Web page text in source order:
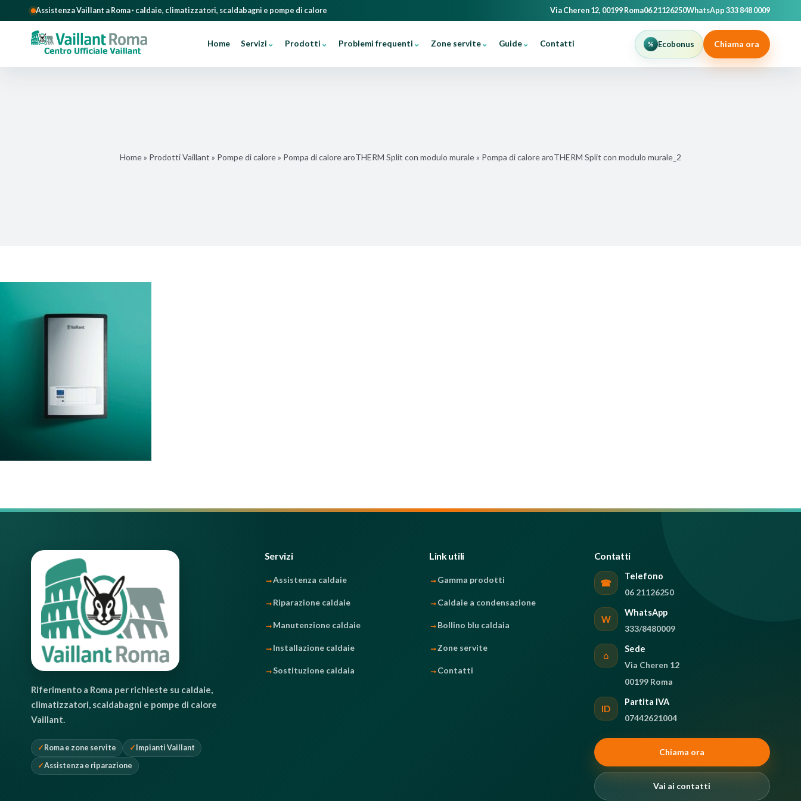
Assistenza Vaillant a Roma · caldaie, climatizzatori, scaldabagni e pompe di calore Via Cheren 12, 00199 Roma06 21126250WhatsApp 333 848 0009
Home Servizi Prodotti Problemi frequenti Zone servite Guide Contatti Ecobonus Chiama ora
Home» Prodotti Vaillant » Pompe di calore» Pompa di calore aroTHERM Split con modulo murale» Pompa di calore aroTHERM Split con modulo murale_2
Riferimento a Roma per richieste su caldaie,
climatizzatori, scaldabagni e pompe di calore
Vaillant.
Roma e zone servite
Impianti Vaillant
Assistenza e riparazione
Servizi
Assistenza caldaie
Riparazione caldaie
Manutenzione caldaie
Installazione caldaie
Sostituzione caldaia
Link utili
Gamma prodotti
Caldaie a condensazione
Bollino blu caldaia
Zone servite
Contatti
Contatti
☎
Telefono
06 21126250
W
WhatsApp
333/8480009
⌂
Sede
Via Cheren 12
00199 Roma
ID
Partita IVA
07442621004
Chiama ora
Vai ai contatti